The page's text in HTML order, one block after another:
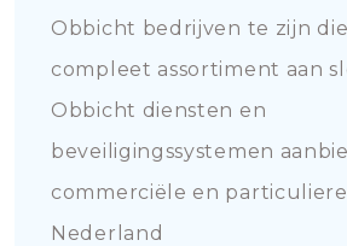
Obbicht bedrijven te zijn
compleet assortiment aan
Obbicht diensten en
beveiligingssystemen
commerciële en
Nederland